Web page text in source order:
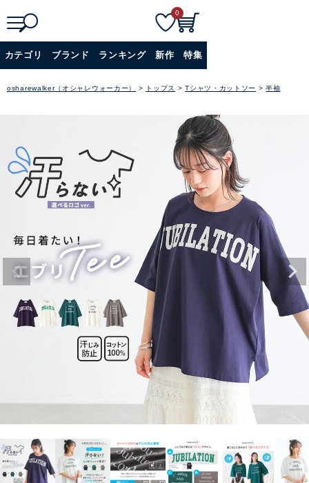
詳細検索
0
カテゴリ ブランド ランキング 新作 特集
osharewalker（オシャレウォーカー） トップス Tシャツ・カットソー 半袖